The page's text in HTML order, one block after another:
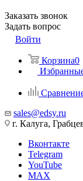
Заказать звонок
Задать вопрос
Войти
Корзина0
sales@edsy.ru
г. Калуга,
Вконтакте
Telegram
YouTube
MAX